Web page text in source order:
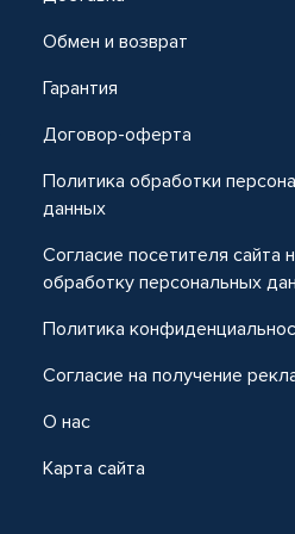
Обмен и возврат
Гарантия
Договор-оферта
Политика обработки
данных
Согласие посетителя сайта
обработку персональных
Политика
Согласие на получение
О нас
Карта сайта